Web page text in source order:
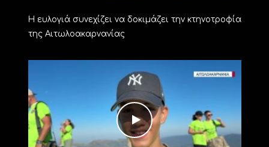
Η ευλογιά συνεχίζει να δοκιμάζει την κτηνοτροφία
της Αιτωλοακαρνανίας